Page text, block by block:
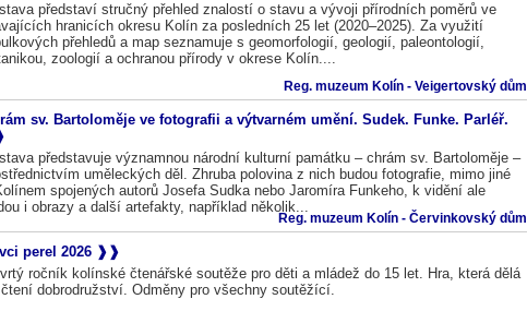
představí stručný přehled znalostí o stavu a vývoji přírodních poměrů ve
hranicích okresu Kolín za posledních 25 let (2020–2025). Za využití
přehledů a map seznamuje s geomorfologií, geologií, paleontologií,
zoologií a ochranou přírody v okrese Kolín....
Reg. muzeum Kolín - Veigertovský dům
sv. Bartoloměje ve fotografii a výtvarném umění. Sudek. Funke. Parléř.
představuje významnou národní kulturní památku – chrám sv. Bartoloměje –
uměleckých děl. Zhruba polovina z nich budou fotografie, mimo jiné
spojených autorů Josefa Sudka nebo Jaromíra Funkeho, k vidění ale
i obrazy a další artefakty, například několik...
Reg. muzeum Kolín - Červinkovský dům
perel 2026
ročník kolínské čtenářské soutěže pro děti a mládež do 15 let. Hra, která dělá
dobrodružství. Odměny pro všechny soutěžící.